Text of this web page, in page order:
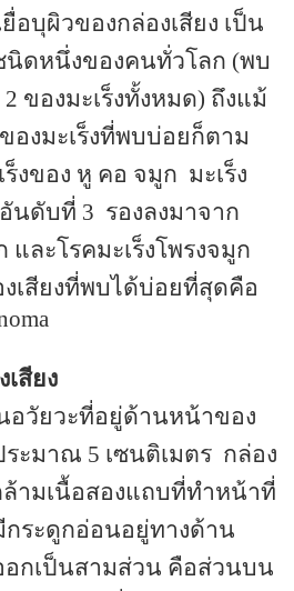
อบุผิวของกล่องเสียง เป็น
นิดหนึ่งของคนทั่วโลก (พบ
2 ของมะเร็งทั้งหมด) ถึงแม้
องมะเร็งที่พบบ่อยก็ตาม
งของ หู คอ จมูก มะเร็ง
นดับที่ 3 รองลงมาจาก
และโรคมะเร็งโพรงจมูก
เสียงที่พบได้บ่อยที่สุดคือ
สียง
อวัยวะที่อยู่ด้านหน้าของ
ระมาณ 5 เซนติเมตร กล่อง
ล้ามเนื้อสองแถบที่ทำหน้าที่
กระดูกอ่อนอยู่ทางด้าน
กเป็นสามส่วน คือส่วนบน